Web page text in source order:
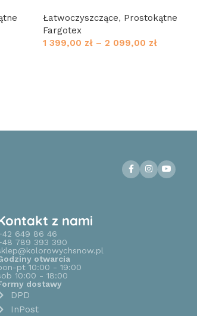
Łatwoczyszczące, Prostokątne
Fargotex
1 399,00 zł – 2 099,00 zł
z nami
649 86 46
789 393 390
otwarcia
pt 10:00 - 19:00
10:00 - 18:00
dostawy
DPD
InPost